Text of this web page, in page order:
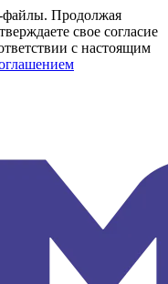
файлы. Продолжая
свое согласие
с настоящим